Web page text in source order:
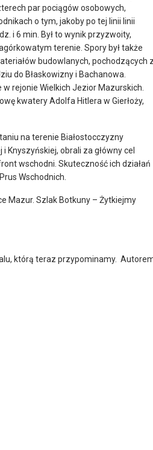
par pociągów osobowych,
o tym, jakoby po tej linii linii
i 6 min. Był to wynik przyzwoity,
terenie. Spory był także
budowlanych, pochodzących
do Błaskowizny i Bachanowa.
rejonie Wielkich Jezior Mazurskich.
kwatery Adolfa Hitlera w Gierłoży,
na terenie Białostocczyzny
Knyszyńskiej, obrali za główny cel
wschodni. Skuteczność ich działań
Wschodnich.
Mazur. Szlak Botkuny – Żytkiejmy
którą teraz przypominamy.